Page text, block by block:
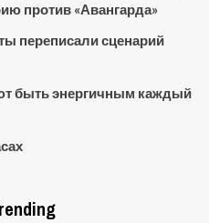
против «Авангарда»
переписали сценарий
быть энергичным каждый